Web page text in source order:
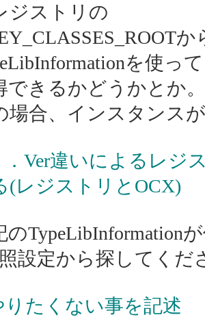
ジストリの
を使っ
できるかどうかとか。
場合、インスタンス
．Ver違いによるレジ
(レジストリとOCX)
のTypeLibInformation
設定から探してくだ
りたくない事を記述